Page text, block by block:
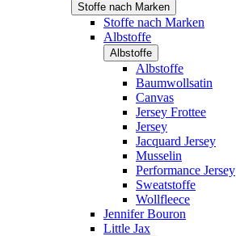
Stoffe nach Marken
Stoffe nach Marken
Albstoffe
Albstoffe
Albstoffe
Baumwollsatin
Canvas
Jersey Frottee
Jersey
Jacquard Jersey
Musselin
Performance Jersey
Sweatstoffe
Wollfleece
Jennifer Bouron
Little Jax